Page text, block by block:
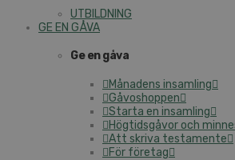
UTBILDNING
GE EN GÅVA
Ge en gåva
Månadens insamling
Gåvoshoppen
Starta en insamling
Högtidsgåvor och
Att skriva testamente
För företag